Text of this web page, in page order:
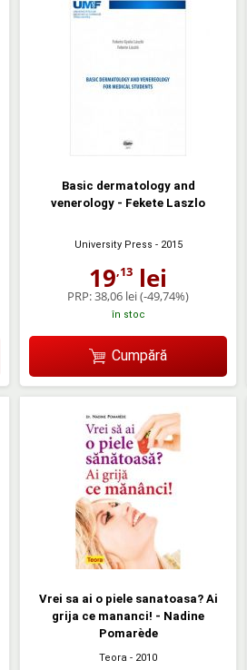
Basic dermatology and
venerology - Fekete Laszlo
University Press - 2015
19,13 lei
PRP:38,06 lei(-49,74%)
în stoc
Cumpără
Vrei sa ai o piele sanatoasa? Ai
grija ce mananci! - Nadine
Pomarède
Teora - 2010